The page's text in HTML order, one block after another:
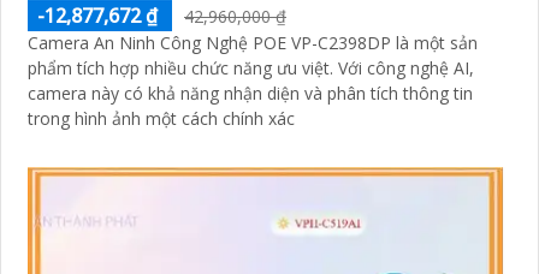
-12,877,672 ₫
42,960,000 ₫
Camera An Ninh Công Nghệ POE VP-C2398DP là một sản
phẩm tích hợp nhiều chức năng ưu việt. Với công nghệ AI,
camera này có khả năng nhận diện và phân tích thông tin
trong hình ảnh một cách chính xác